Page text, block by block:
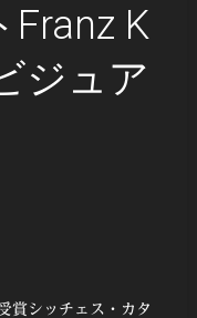
Franz K
ジュア
賞シッチェス・カタ